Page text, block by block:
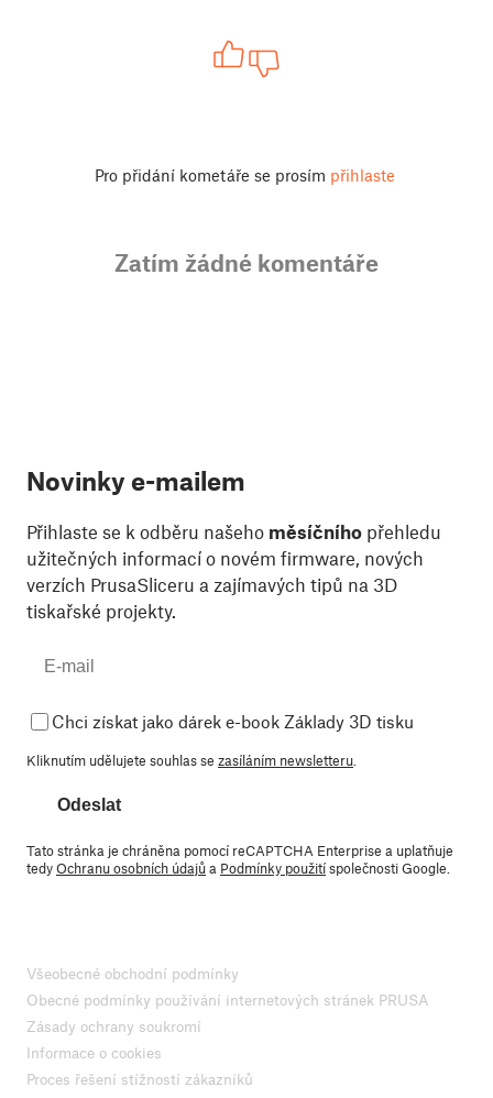
Pro přidání kometáře se prosím přihlaste
Zatím žádné komentáře
Novinky e-mailem
Přihlaste se k odběru našeho měsíčního přehledu
užitečných informací o novém firmware, nových
verzích PrusaSliceru a zajímavých tipů na 3D
tiskařské projekty.
Chci získat jako dárek e-book Základy 3D tisku
Kliknutím udělujete souhlas se zasíláním newsletteru
Odeslat
Tato stránka je chráněna pomocí reCAPTCHA Enterprise a uplatňuje
tedyOchranu osobních údajůa Podmínky použitíspolečnosti Google.
Všeobecné obchodní podmínky
Obecné podmínky používání internetových stránek PRUSA
Zásady ochrany soukromí
Informace o cookies
Proces řešení stížností zákazníků